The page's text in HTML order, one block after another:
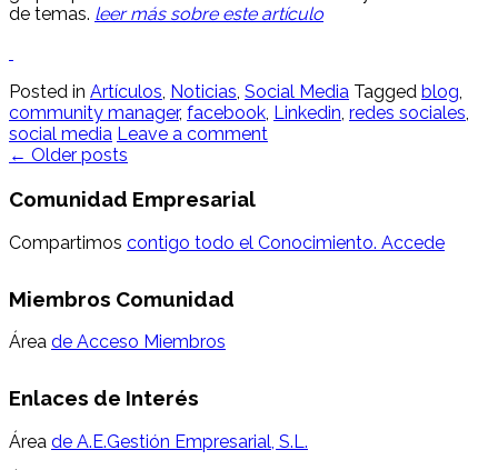
de temas. leer más sobre este artículo
Posted in Artículos, Noticias, Social Media Tagged blog,
community manager, facebook, Linkedin, redes sociales,
social media Leave a comment
Posts
← Older posts
Comunidad Empresarial
Compartimos contigo todo el Conocimiento. Accede
Miembros Comunidad
Área de Acceso Miembros
Enlaces de Interés
Área de A.E.Gestión Empresarial, S.L.